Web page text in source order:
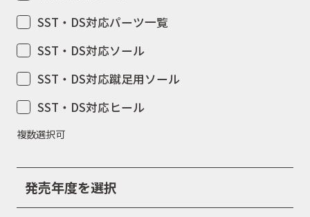
SST・DS対応パーツ一覧
SST・DS対応ソール
SST・DS対応蹴足用ソール
SST・DS対応ヒール
複数選択可
発売年度を選択